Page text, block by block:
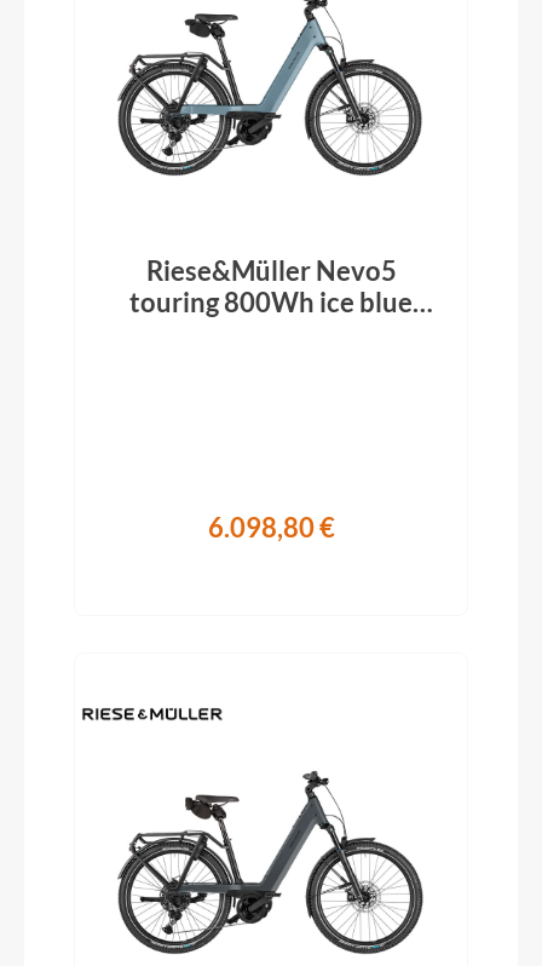
Riese&Müller Nevo5
touring 800Wh ice blue
6.098,80 €